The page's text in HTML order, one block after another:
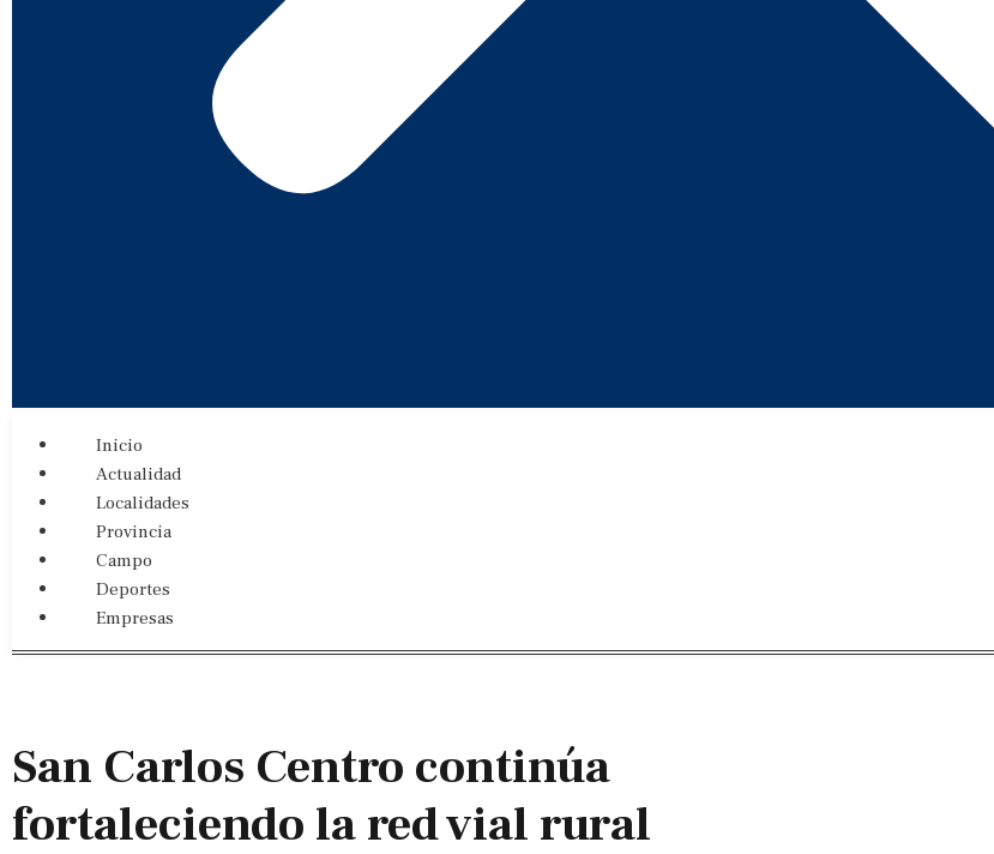
Inicio
Actualidad
Localidades
Provincia
Campo
Deportes
Empresas
San Carlos Centro continúa
fortaleciendo la red vial rural